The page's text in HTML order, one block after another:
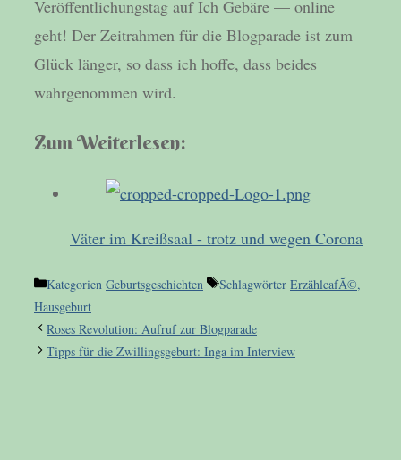
Veröffentlichungstag auf Ich Gebäre — online
geht! Der Zeitrahmen für die Blogparade ist zum
Glück länger, so dass ich hoffe, dass beides
wahrgenommen wird.
Zum Weiterlesen:
Väter im Kreißsaal - trotz und wegen Corona
Kategorien Geburtsgeschichten Schlagwörter ErzählcafÃ©,
Hausgeburt
Roses Revolution: Aufruf zur Blogparade
Tipps für die Zwillingsgeburt: Inga im Interview